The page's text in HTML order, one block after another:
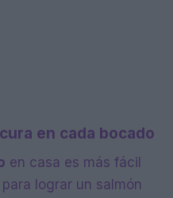
en cada bocado
en casa es más fácil
lograr un salmón